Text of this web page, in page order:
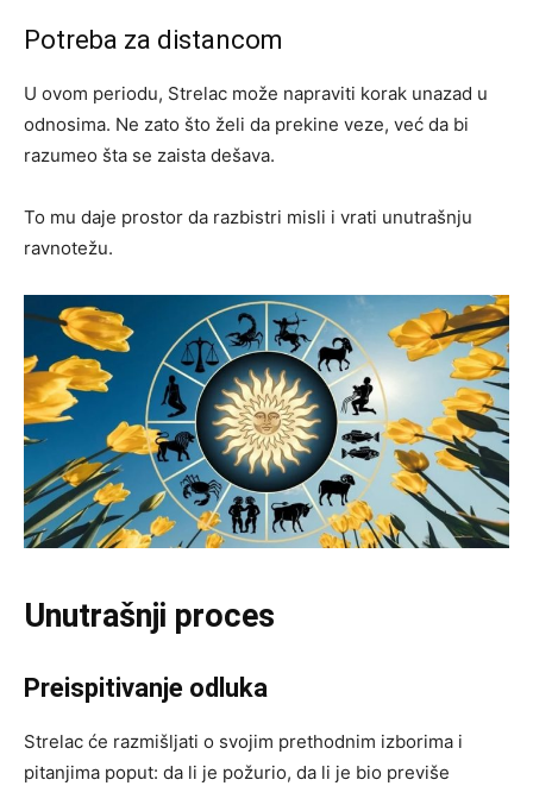
Potreba za distancom
U ovom periodu, Strelac može napraviti korak unazad u
odnosima. Ne zato što želi da prekine veze, već da bi
razumeo šta se zaista dešava.
To mu daje prostor da razbistri misli i vrati unutrašnju
ravnotežu.
Unutrašnji proces
Preispitivanje odluka
Strelac će razmišljati o svojim prethodnim izborima i
pitanjima poput: da li je požurio, da li je bio previše